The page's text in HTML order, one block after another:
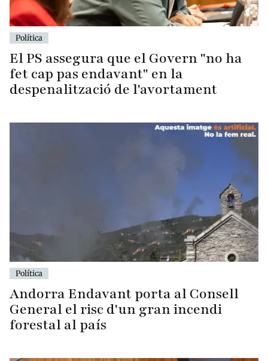
Política
El PS assegura que el Govern "no ha
fet cap pas endavant" en la
despenalització de l'avortament
Política
Andorra Endavant porta al Consell
General el risc d'un gran incendi
forestal al país